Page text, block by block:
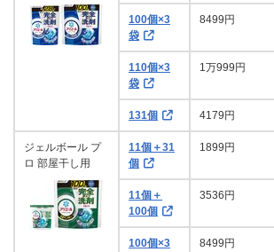
100個×3
袋
8499円
110個×3
袋
1万999円
131個 4179円
ジェルボール プ
ロ 部屋干し用
11個＋31
個
1899円
11個＋
100個
3536円
100個×3
8499円